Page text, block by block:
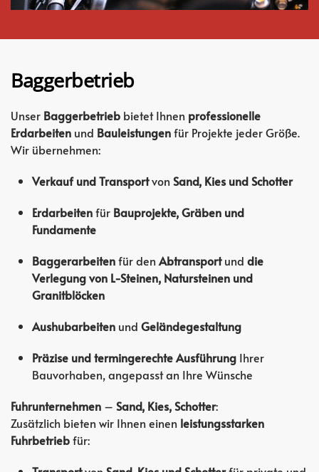
Baggerbetrieb
Unser Baggerbetrieb bietet Ihnen professionelle
Erdarbeiten und Bauleistungenfür Projekte jeder Größe.
Wir übernehmen:
Verkauf und TransportvonSand, Kies und Schotter
Erdarbeitenfür Bauprojekte, Gräben und
Fundamente
Baggerarbeitenfür denAbtransportund die
Verlegung von L-Steinen, Natursteinen und
Granitblöcken
Aushubarbeiten und Geländegestaltung
Präzise und termingerechte Ausführung Ihrer
Bauvorhaben, angepasst an Ihre Wünsche
Fuhrunternehmen – Sand, Kies, Schotter:
Zusätzlich bieten wir Ihnen einen leistungsstarken
Fuhrbetriebfür: